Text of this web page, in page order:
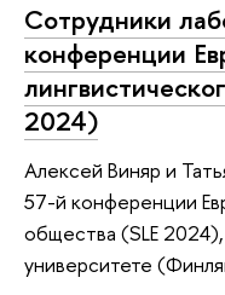
Сотрудники
конференции
2024)
Алексей Виняр и
57-й конференции
общества (SLE
университете